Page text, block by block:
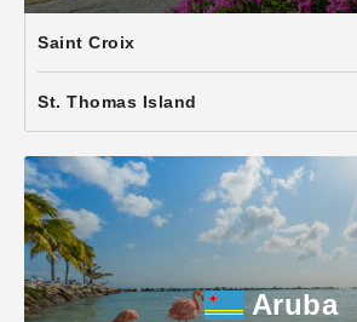
Saint Croix
St. Thomas Island
Aruba